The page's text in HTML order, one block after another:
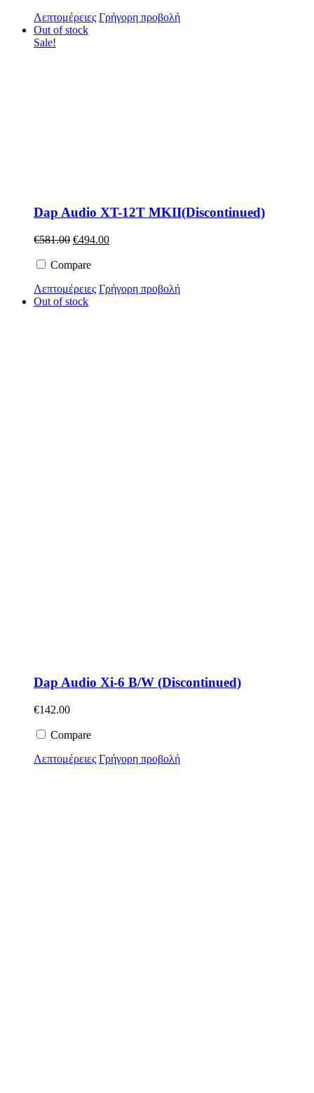
Λεπτομέρειες Γρήγορη προβολή
Out of stock
Sale!
Dap Audio XT-12T MKII(Discontinued)
€581.00 Original
was:
€494.00Η
€494.00.
Compare
Λεπτομέρειες Γρήγορη προβολή
Out of stock
Dap Audio Xi-6 B/W (Discontinued)
€142.00
Compare
Λεπτομέρειες Γρήγορη προβολή